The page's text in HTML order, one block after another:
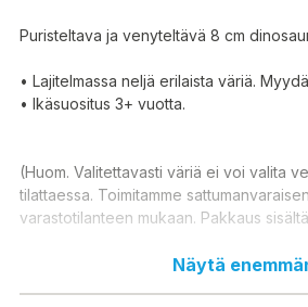
Puristeltava ja venyteltävä 8 cm
• Lajitelmassa neljä erilaista väriä.
• Ikäsuositus 3+ vuotta.
(Huom. Valitettavasti väriä ei voi valita
tilattaessa. Toimitamme
varastotilanteen mukaan. Pakkaus
Klämbar 8 cm dinosaurie.Näytä